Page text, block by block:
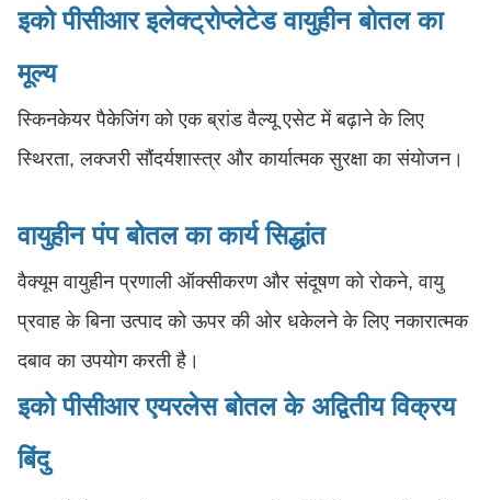
इको पीसीआर इलेक्ट्रोप्लेटेड वायुहीन बोतल का
मूल्य
स्किनकेयर पैकेजिंग को एक ब्रांड वैल्यू एसेट में बढ़ाने के लिए
स्थिरता, लक्जरी सौंदर्यशास्त्र और कार्यात्मक सुरक्षा का संयोजन।
वायुहीन पंप बोतल का कार्य सिद्धांत
वैक्यूम वायुहीन प्रणाली ऑक्सीकरण और संदूषण को रोकने, वायु
प्रवाह के बिना उत्पाद को ऊपर की ओर धकेलने के लिए नकारात्मक
दबाव का उपयोग करती है।
इको पीसीआर एयरलेस बोतल के अद्वितीय विक्रय
बिंदु